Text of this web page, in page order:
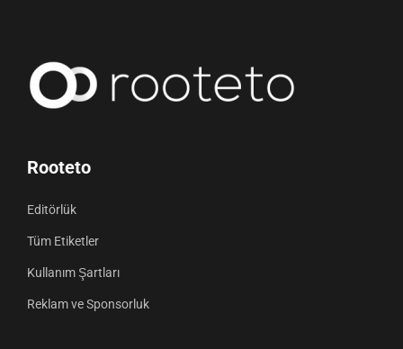
Rooteto
Editörlük
Tüm Etiketler
Kullanım Şartları
Reklam ve Sponsorluk